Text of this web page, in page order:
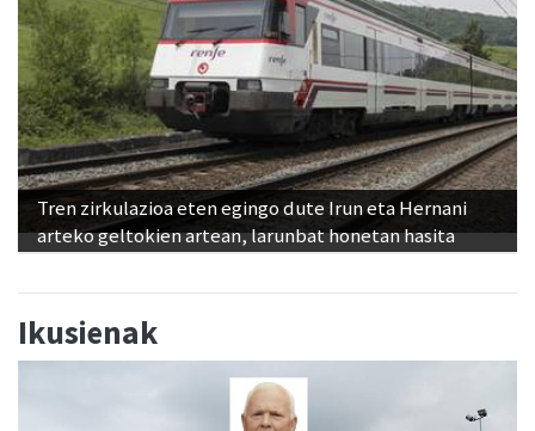
Tren zirkulazioa eten egingo dute Irun eta Hernani
arteko geltokien artean, larunbat honetan hasita
Ikusienak